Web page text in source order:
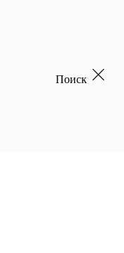
Поиск